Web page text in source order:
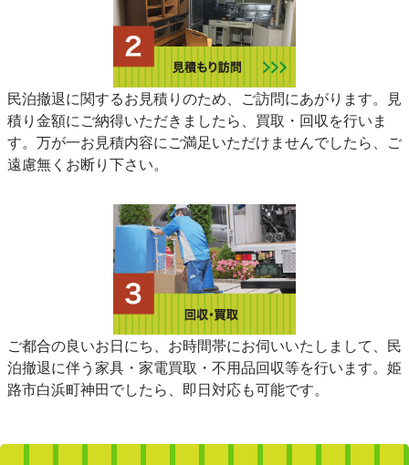
民泊撤退に関するお見積りのため、ご訪問にあがります。見
積り金額にご納得いただきましたら、買取・回収を行いま
す。万が一お見積内容にご満足いただけませんでしたら、ご
遠慮無くお断り下さい。
ご都合の良いお日にち、お時間帯にお伺いいたしまして、民
泊撤退に伴う家具・家電買取・不用品回収等を行います。姫
路市白浜町神田でしたら、即日対応も可能です。